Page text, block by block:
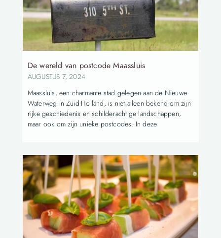
De wereld van postcode Maassluis
AUGUSTUS 7, 2024
Maassluis, een charmante stad gelegen aan de Nieuwe
Waterweg in Zuid-Holland, is niet alleen bekend om zijn
rijke geschiedenis en schilderachtige landschappen,
maar ook om zijn unieke postcodes. In deze